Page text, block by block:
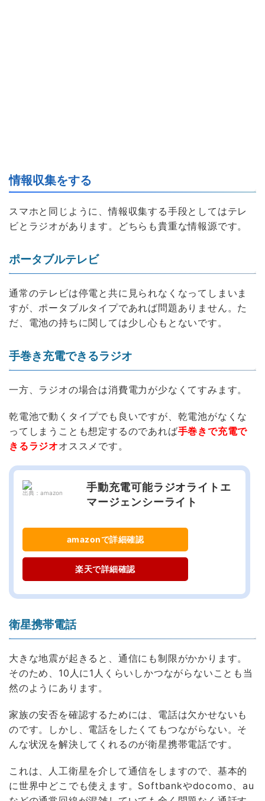
情報収集をする
スマホと同じように、情報収集する手段としてはテレ
ビとラジオがあります。どちらも貴重な情報源です。
ポータブルテレビ
通常のテレビは停電と共に見られなくなってしまいま
すが、ポータブルタイプであれば問題ありません。た
だ、電池の持ちに関しては少し心もとないです。
手巻き充電できるラジオ
一方、ラジオの場合は消費電力が少なくてすみます。
乾電池で動くタイプでも良いですが、乾電池がなくな
ってしまうことも想定するのであれば手巻きで充電で
きるラジオオススメです。
出典：amazon
手動充電可能ラジオライトエ
マージェンシーライト
amazonで詳細確認
楽天で詳細確認
衛星携帯電話
大きな地震が起きると、通信にも制限がかかります。
そのため、10人に1人くらいしかつながらないことも当
然のようにあります。
家族の安否を確認するためには、電話は欠かせないも
のです。しかし、電話をしたくてもつながらない。そ
んな状況を解決してくれるのが衛星携帯電話です。
これは、人工衛星を介して通信をしますので、基本的
に世界中どこでも使えます。Softbankやdocomo、au